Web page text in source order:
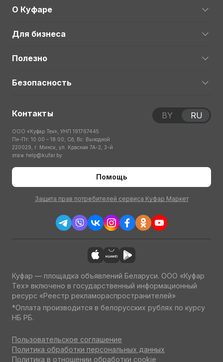
О Куфаре
Для бизнеса
Полезно
Безопасность
Контакты
ООО «Куфар Тех», УНП 191767445
Пн-Пт: 10:00 – 18:00; Сб, Вс: Выходной
220029, г. Минск, ул. Красная 7А-2, 3-й
этаж help@kufar.by
Помощь
Защита прав потребителей сервиса Куфар Маркет
BY RU
Куфар — площадка объявлений Беларуси. ООО «Куфар
Тех» включено в государственный информационный
ресурс «Реестр рекламораспространителей»
*Оплата производится в белорусских рублях по курсу
НБ РБ.
Пользовательское соглашение
Политика обработки персональных данных
Политика в отношении обработки cookie